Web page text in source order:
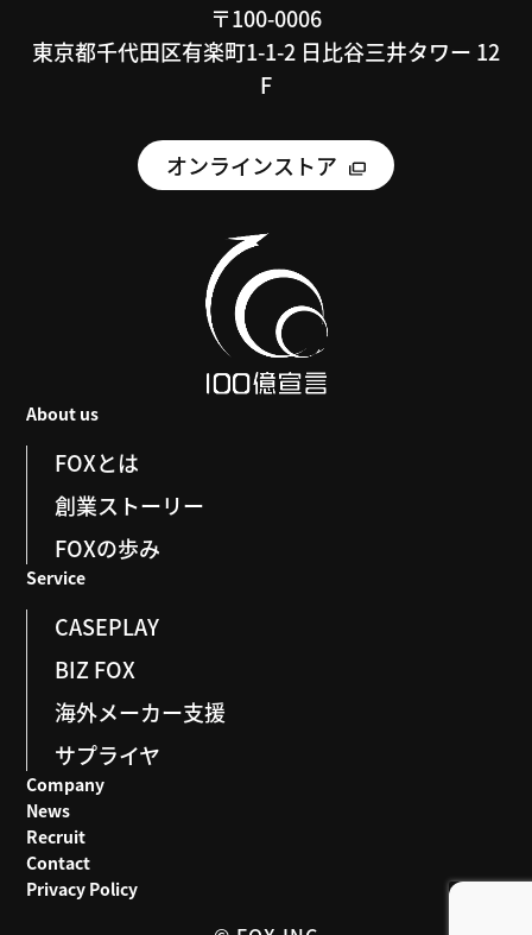
〒100-0006
東京都千代田区有楽町1-1-2 日比谷三井タワー 12
F
オンラインストア
About us
FOXとは
創業ストーリー
FOXの歩み
Service
CASEPLAY
BIZ FOX
海外メーカー支援
サプライヤ
Company
News
Recruit
Contact
Privacy Policy